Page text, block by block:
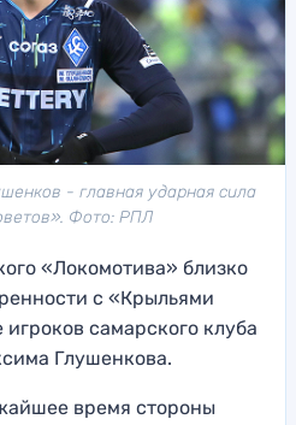
- главная ударная сила
Фото: РПЛ
«Локомотива» близко
с «Крыльями
самарского клуба
Глушенкова.
время стороны